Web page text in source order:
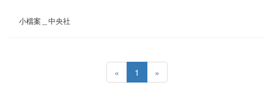
小檔案＿中央社
« 1 »